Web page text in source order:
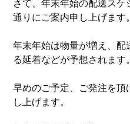
さて、年末年始の配送ス
通りにご案内申し上げます。
年末年始は物量が増え、配
る延着などが予想されます。
早めのご予定、ご発注を頂
し上げます。